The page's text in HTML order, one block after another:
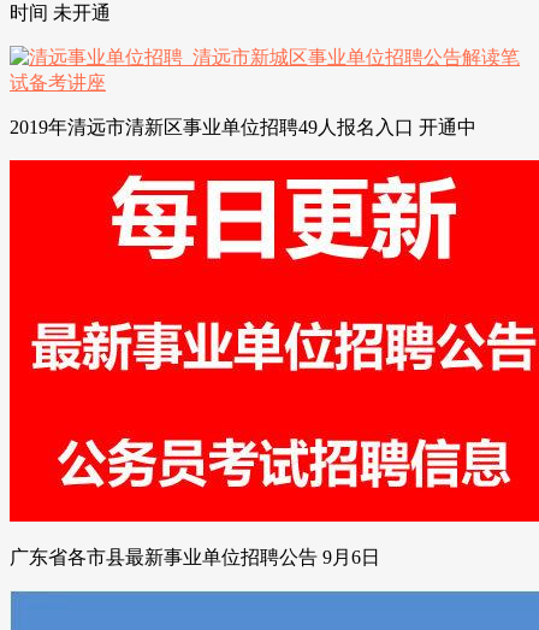
时间 未开通
2019年清远市清新区事业单位招聘49人报名入口 开通中
广东省各市县最新事业单位招聘公告 9月6日